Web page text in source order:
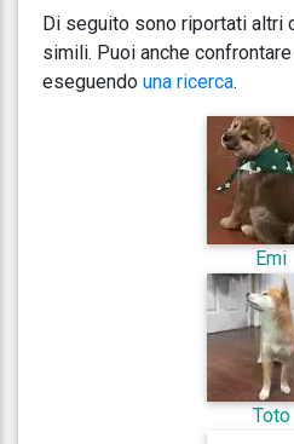
Di seguito sono riportati altri
simili. Puoi anche
eseguendo una ricerca.
Emi
Toto